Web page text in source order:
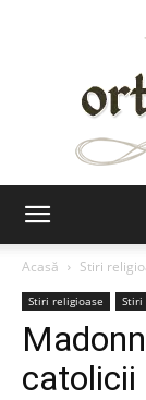
Acasă
Stiri
Stiri religioase Stiri
catolicii